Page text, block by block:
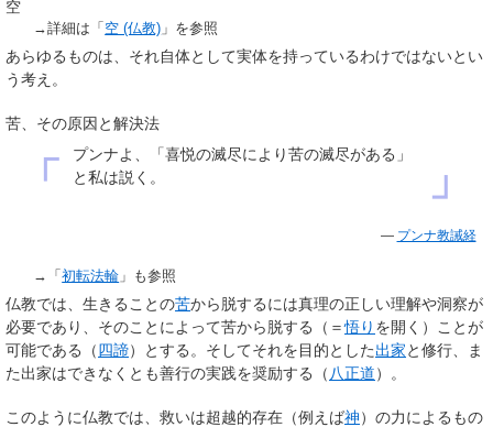
空
→詳細は「 空 (仏教) 」を参照
あらゆるものは、それ自体として実体を持っているわけではないとい
う考え。
苦、その原因と解決法
「
プンナよ、「喜悦の滅尽により苦の滅尽がある」
と私は説く。
」
— プンナ教誡経
→「初転法輪 」も参照
仏教では、生きることの苦から脱するには真理の正しい理解や洞察が
必要であり、そのことによって苦から脱する（＝悟り を開く）ことが
可能である（四諦）とする。そしてそれを目的とした出家と修行、ま
た出家はできなくとも善行の実践を奨励する（八正道）。
このように仏教では、救いは超越的存在（例えば神）の力によるもの